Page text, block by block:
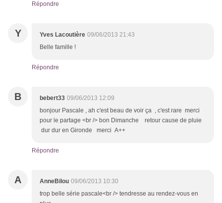
Répondre
Y Yves Lacoutière 09/06/2013 21:43
Belle famille !
Répondre
B bebert33 09/06/2013 12:09
bonjour Pascale , ah c'est beau de voir ça , c'est rare merci
pour le partage <br /> bon Dimanche retour cause de pluie
dur dur en Gironde merci A++
Répondre
A AnneBilou 09/06/2013 10:30
trop belle série pascale<br /> tendresse au rendez-vous en